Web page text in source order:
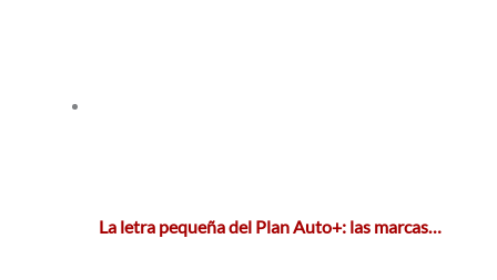
La letra pequeña del Plan Auto+: las marcas…